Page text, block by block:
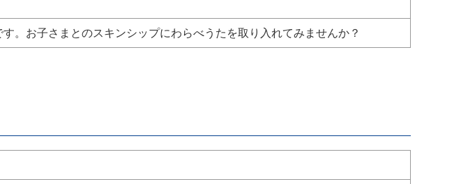
。お子さまとのスキンシップにわらべうたを取り入れてみませんか？